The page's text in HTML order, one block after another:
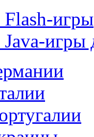
игры
игры